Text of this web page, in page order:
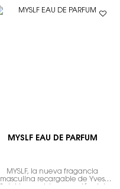
MYSLF EAU DE PARFUM
MYSLF, la nueva fragancia
masculina recargable de Yves